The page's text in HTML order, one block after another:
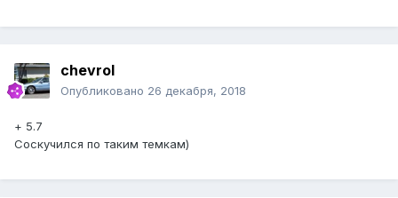
chevrol
Опубликовано 26 декабря, 2018
+ 5.7
Соскучился по таким темкам)